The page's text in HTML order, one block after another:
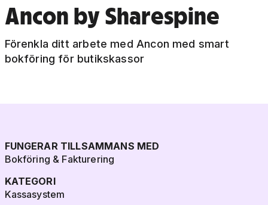
Ancon by Sharespine
Förenkla ditt arbete med Ancon med smart
bokföring för butikskassor
FUNGERAR TILLSAMMANS MED
Bokföring & Fakturering
KATEGORI
Kassasystem